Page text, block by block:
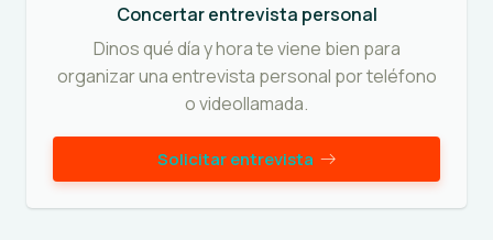
Concertar entrevista personal
Dinos qué día y hora te viene bien para
organizar una entrevista personal por teléfono
o videollamada.
Solicitar entrevista